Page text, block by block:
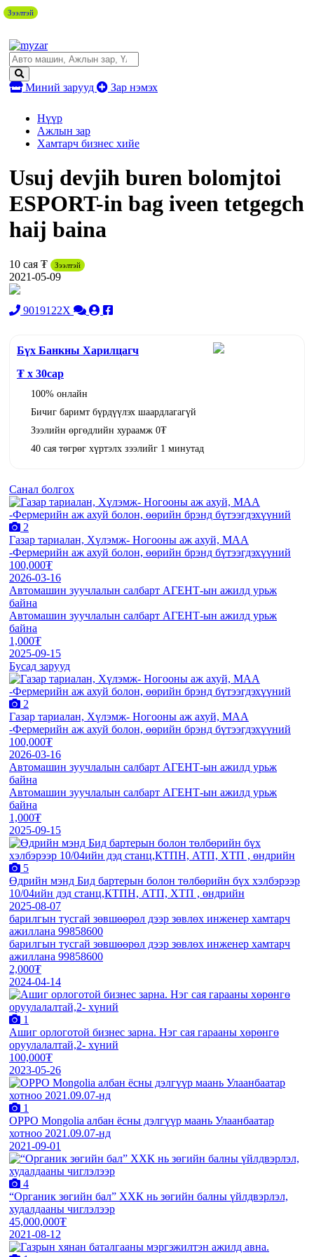
Миний зарууд Зар нэмэх
Нүүр
Ажлын зар
Хамтарч бизнес хийе
Usuj devjih buren bolomjtoi
ESPORT-in bag iveen tetgegch
haij baina
10 сая ₮ Зээлтэй
2021-05-09
9019122X
Бүх Банкны Харилцагч
₮ x 30сар
100% онлайн
Бичиг баримт бүрдүүлэх шаардлагагүй
Зээлийн өргөдлийн хураамж 0₮
40 сая төгрөг хүртэлх зээлийг 1 минутад
Санал болгох
2
Газар тариалан, Хүлэмж- Ногооны аж ахуй, МАА
-Фермерийн аж ахуй болон, өөрийн брэнд бүтээгдэхүүний
100,000₮
2026-03-16
Автомашин зуучлалын салбарт АГЕНТ-ын ажилд урьж
байна
Автомашин зуучлалын салбарт АГЕНТ-ын ажилд урьж
байна
1,000₮
2025-09-15
Бусад зарууд
2
Газар тариалан, Хүлэмж- Ногооны аж ахуй, МАА
-Фермерийн аж ахуй болон, өөрийн брэнд бүтээгдэхүүний
100,000₮
2026-03-16
Автомашин зуучлалын салбарт АГЕНТ-ын ажилд урьж
байна
Автомашин зуучлалын салбарт АГЕНТ-ын ажилд урьж
байна
1,000₮
2025-09-15
5
Өдрийн мэнд Бид бартерын болон төлбөрийн бүх хэлбэрээр
10/04ийн дэд станц,КТПН, АТП, ХТП , өндрийн
2025-08-07
барилгын тусгай зөвшөөрөл дээр зөвлөх инженер хамтарч
ажиллана 99858600
барилгын тусгай зөвшөөрөл дээр зөвлөх инженер хамтарч
ажиллана 99858600
2,000₮
2024-04-14
1
Ашиг орлоготой бизнес зарна. Нэг сая гарааны xөрөнгө
оруулалалтай,2- xүний
100,000₮
2023-05-26
1
OPPO Mongolia албан ёсны дэлгүүр маань Улаанбаатар
хотноо 2021.09.07-нд
2021-09-01
4
“Органик зөгийн бал” ХХК нь зөгийн балны үйлдвэрлэл,
худалдааны чиглэлээр
45,000,000₮
2021-08-12
Зээлтэй